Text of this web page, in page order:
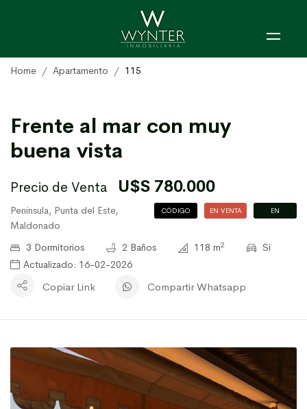
Home Apartamento 115
Frente al mar con muy
buena vista
Precio de Venta U$S 780.000
Península, Punta del Este,
Maldonado
CÓDIGO
EN VENTA
EN
3 Dormitorios 2 Baños 118 m2
Si
Actualizado: 16-02-2026
Copiar Link Compartir Whatsapp